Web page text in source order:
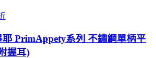
耶 PrimAppety系列 不鏽鋼單柄平
握耳)